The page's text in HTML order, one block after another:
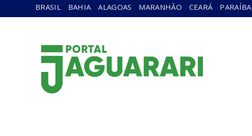
BRASIL BAHIA ALAGOAS MARANHÃO CEARÁ PARAÍBA